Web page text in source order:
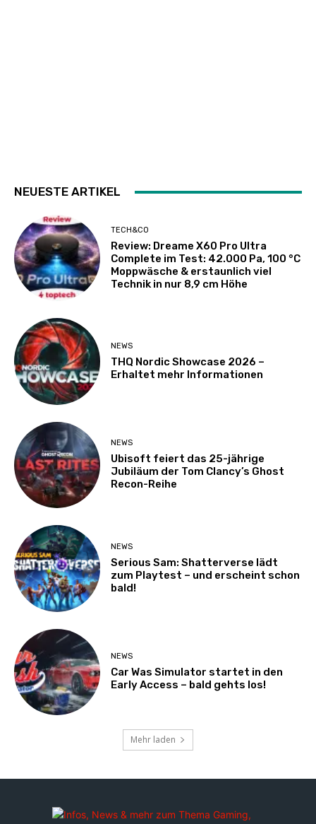
NEUESTE ARTIKEL
TECH&CO
Review: Dreame X60 Pro Ultra
Complete im Test: 42.000 Pa, 100 °C
Moppwäsche & erstaunlich viel
Technik in nur 8,9 cm Höhe
NEWS
THQ Nordic Showcase 2026 –
Erhaltet mehr Informationen
NEWS
Ubisoft feiert das 25-jährige
Jubiläum der Tom Clancy’s Ghost
Recon-Reihe
NEWS
Serious Sam: Shatterverse lädt
zum Playtest – und erscheint schon
bald!
NEWS
Car Was Simulator startet in den
Early Access – bald gehts los!
Mehr laden